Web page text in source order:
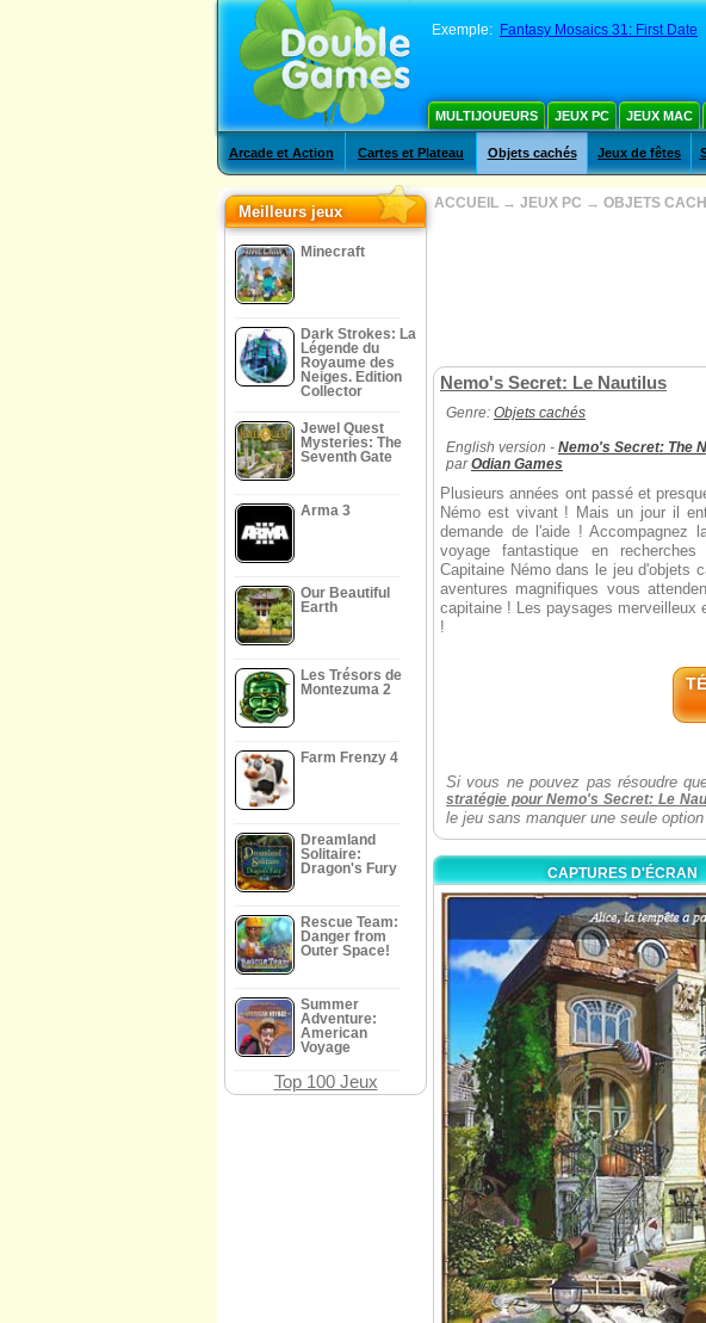
Exemple: Fantasy Mosaics 31: First Date
MULTIJOUEURS JEUX PC JEUX MAC
Arcade et Action Cartes et Plateau Objets cachés Jeux de fêtes
Meilleurs jeux
Minecraft
Dark Strokes: La
Légende du
Royaume des
Neiges. Edition
Collector
Jewel Quest
Mysteries: The
Seventh Gate
Arma 3
Our Beautiful
Earth
Les Trésors de
Montezuma 2
Farm Frenzy 4
Dreamland
Solitaire:
Dragon's Fury
Rescue Team:
Danger from
Outer Space!
Summer
Adventure:
American
Voyage
Top 100 Jeux
ACCUEIL → JEUX PC → OBJETS
Nemo's Secret: Le Nautilus
Genre: Objets cachés
English version - Nemo's Secret: The
parOdian Games
Plusieurs années ont passé et
Némo est vivant ! Mais un jour il
demande de l'aide ! Accompagnez
voyage fantastique en
Capitaine Némo dans le jeu d'objets
aventures magnifiques vous
capitaine ! Les paysages merveilleux
!
Si vous ne pouvez pas résoudre
stratégie pour Nemo's Secret: Le
le jeu sans manquer une seule
CAPTURES D'ÉCRAN